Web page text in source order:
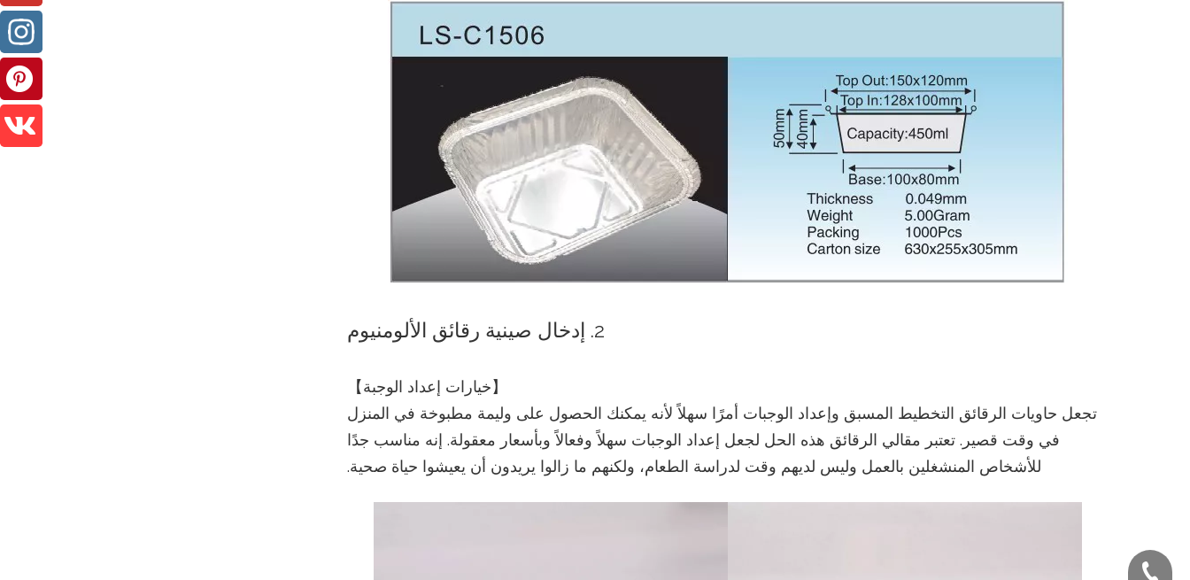
2. إدخال صينية رقائق الألومنيوم
【خيارات إعداد الوجبة】
تجعل حاويات الرقائق التخطيط المسبق وإعداد الوجبات أمرًا سهلاً لأنه يمكنك الحصول على وليمة مطبوخة في المنزل
في وقت قصير. تعتبر مقالي الرقائق هذه الحل لجعل إعداد الوجبات سهلاً وفعالاً وبأسعار معقولة. إنه مناسب جدًا
للأشخاص المنشغلين بالعمل وليس لديهم وقت لدراسة الطعام، ولكنهم ما زالوا يريدون أن يعيشوا حياة صحية.
+ 86-022-